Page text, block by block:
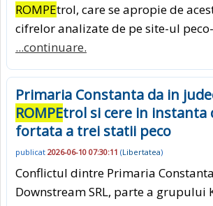
ROMPEtrol, care se apropie de
cifrelor analizate de pe site-ul
...continuare.
Primaria Constanta da in
ROMPEtrol si cere in instanta
fortata a trei statii peco
publicat 2026-06-10 07:30:11 (Libertatea)
Conflictul dintre Primaria
Downstream SRL, parte a grupului